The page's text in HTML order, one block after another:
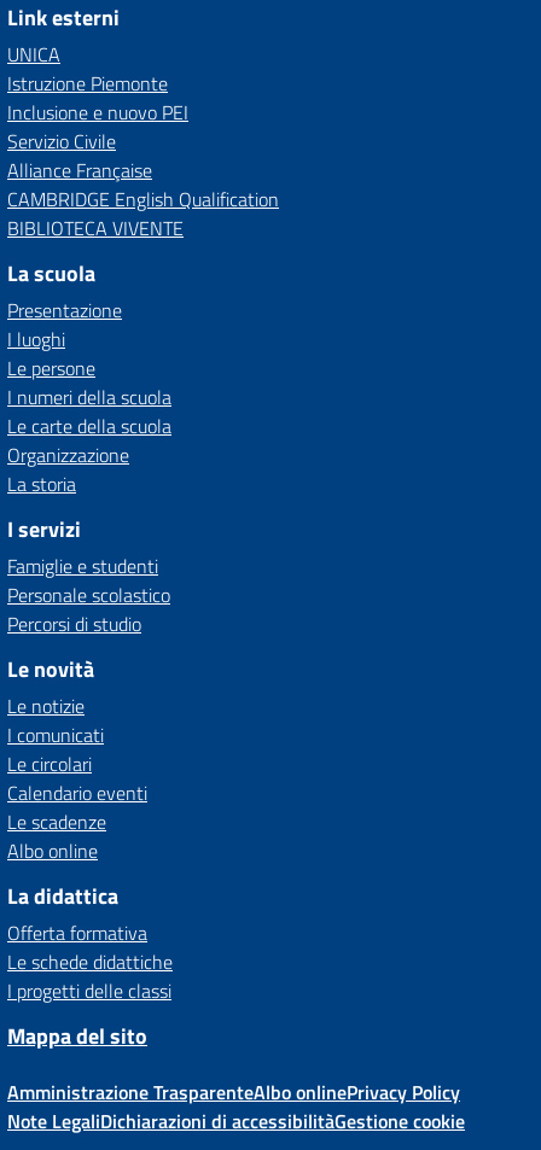
Link esterni
UNICA
Istruzione Piemonte
Inclusione e nuovo PEI
Servizio Civile
Alliance Française
CAMBRIDGE English Qualification
BIBLIOTECA VIVENTE
La scuola
Presentazione
I luoghi
Le persone
I numeri della scuola
Le carte della scuola
Organizzazione
La storia
I servizi
Famiglie e studenti
Personale scolastico
Percorsi di studio
Le novità
Le notizie
I comunicati
Le circolari
Calendario eventi
Le scadenze
Albo online
La didattica
Offerta formativa
Le schede didattiche
I progetti delle classi
Mappa del sito
Amministrazione TrasparenteAlbo onlinePrivacy Policy
Note LegaliDichiarazioni di accessibilitàGestione cookie